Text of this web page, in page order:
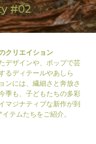
#02
クリエイション
デザインや、ポップで芸
るディテールやあしら
ンには、繊細さと奔放さ
季も、子どもたちの多彩
マジナティブな新作が到
テムたちをご紹介。